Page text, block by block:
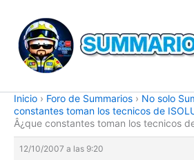
contenido
Inicio › Foro de Summarios › No solo
constantes toman los tecnicos de
Â¿que constantes toman los tecnicos
12/10/2007 a las 9:20